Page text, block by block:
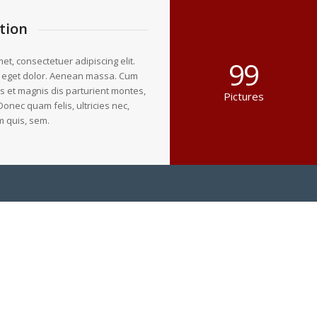
consectetuer adipiscing elit.
dolor. Aenean massa. Cum
et magnis dis parturient montes,
quam felis, ultricies nec,
quis, sem.
99
Pictures